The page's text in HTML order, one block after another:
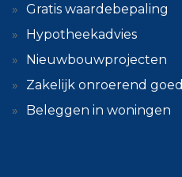
Gratis waardebepaling
Hypotheekadvies
Nieuwbouwprojecten
Zakelijk onroerend goed
Beleggen in woningen